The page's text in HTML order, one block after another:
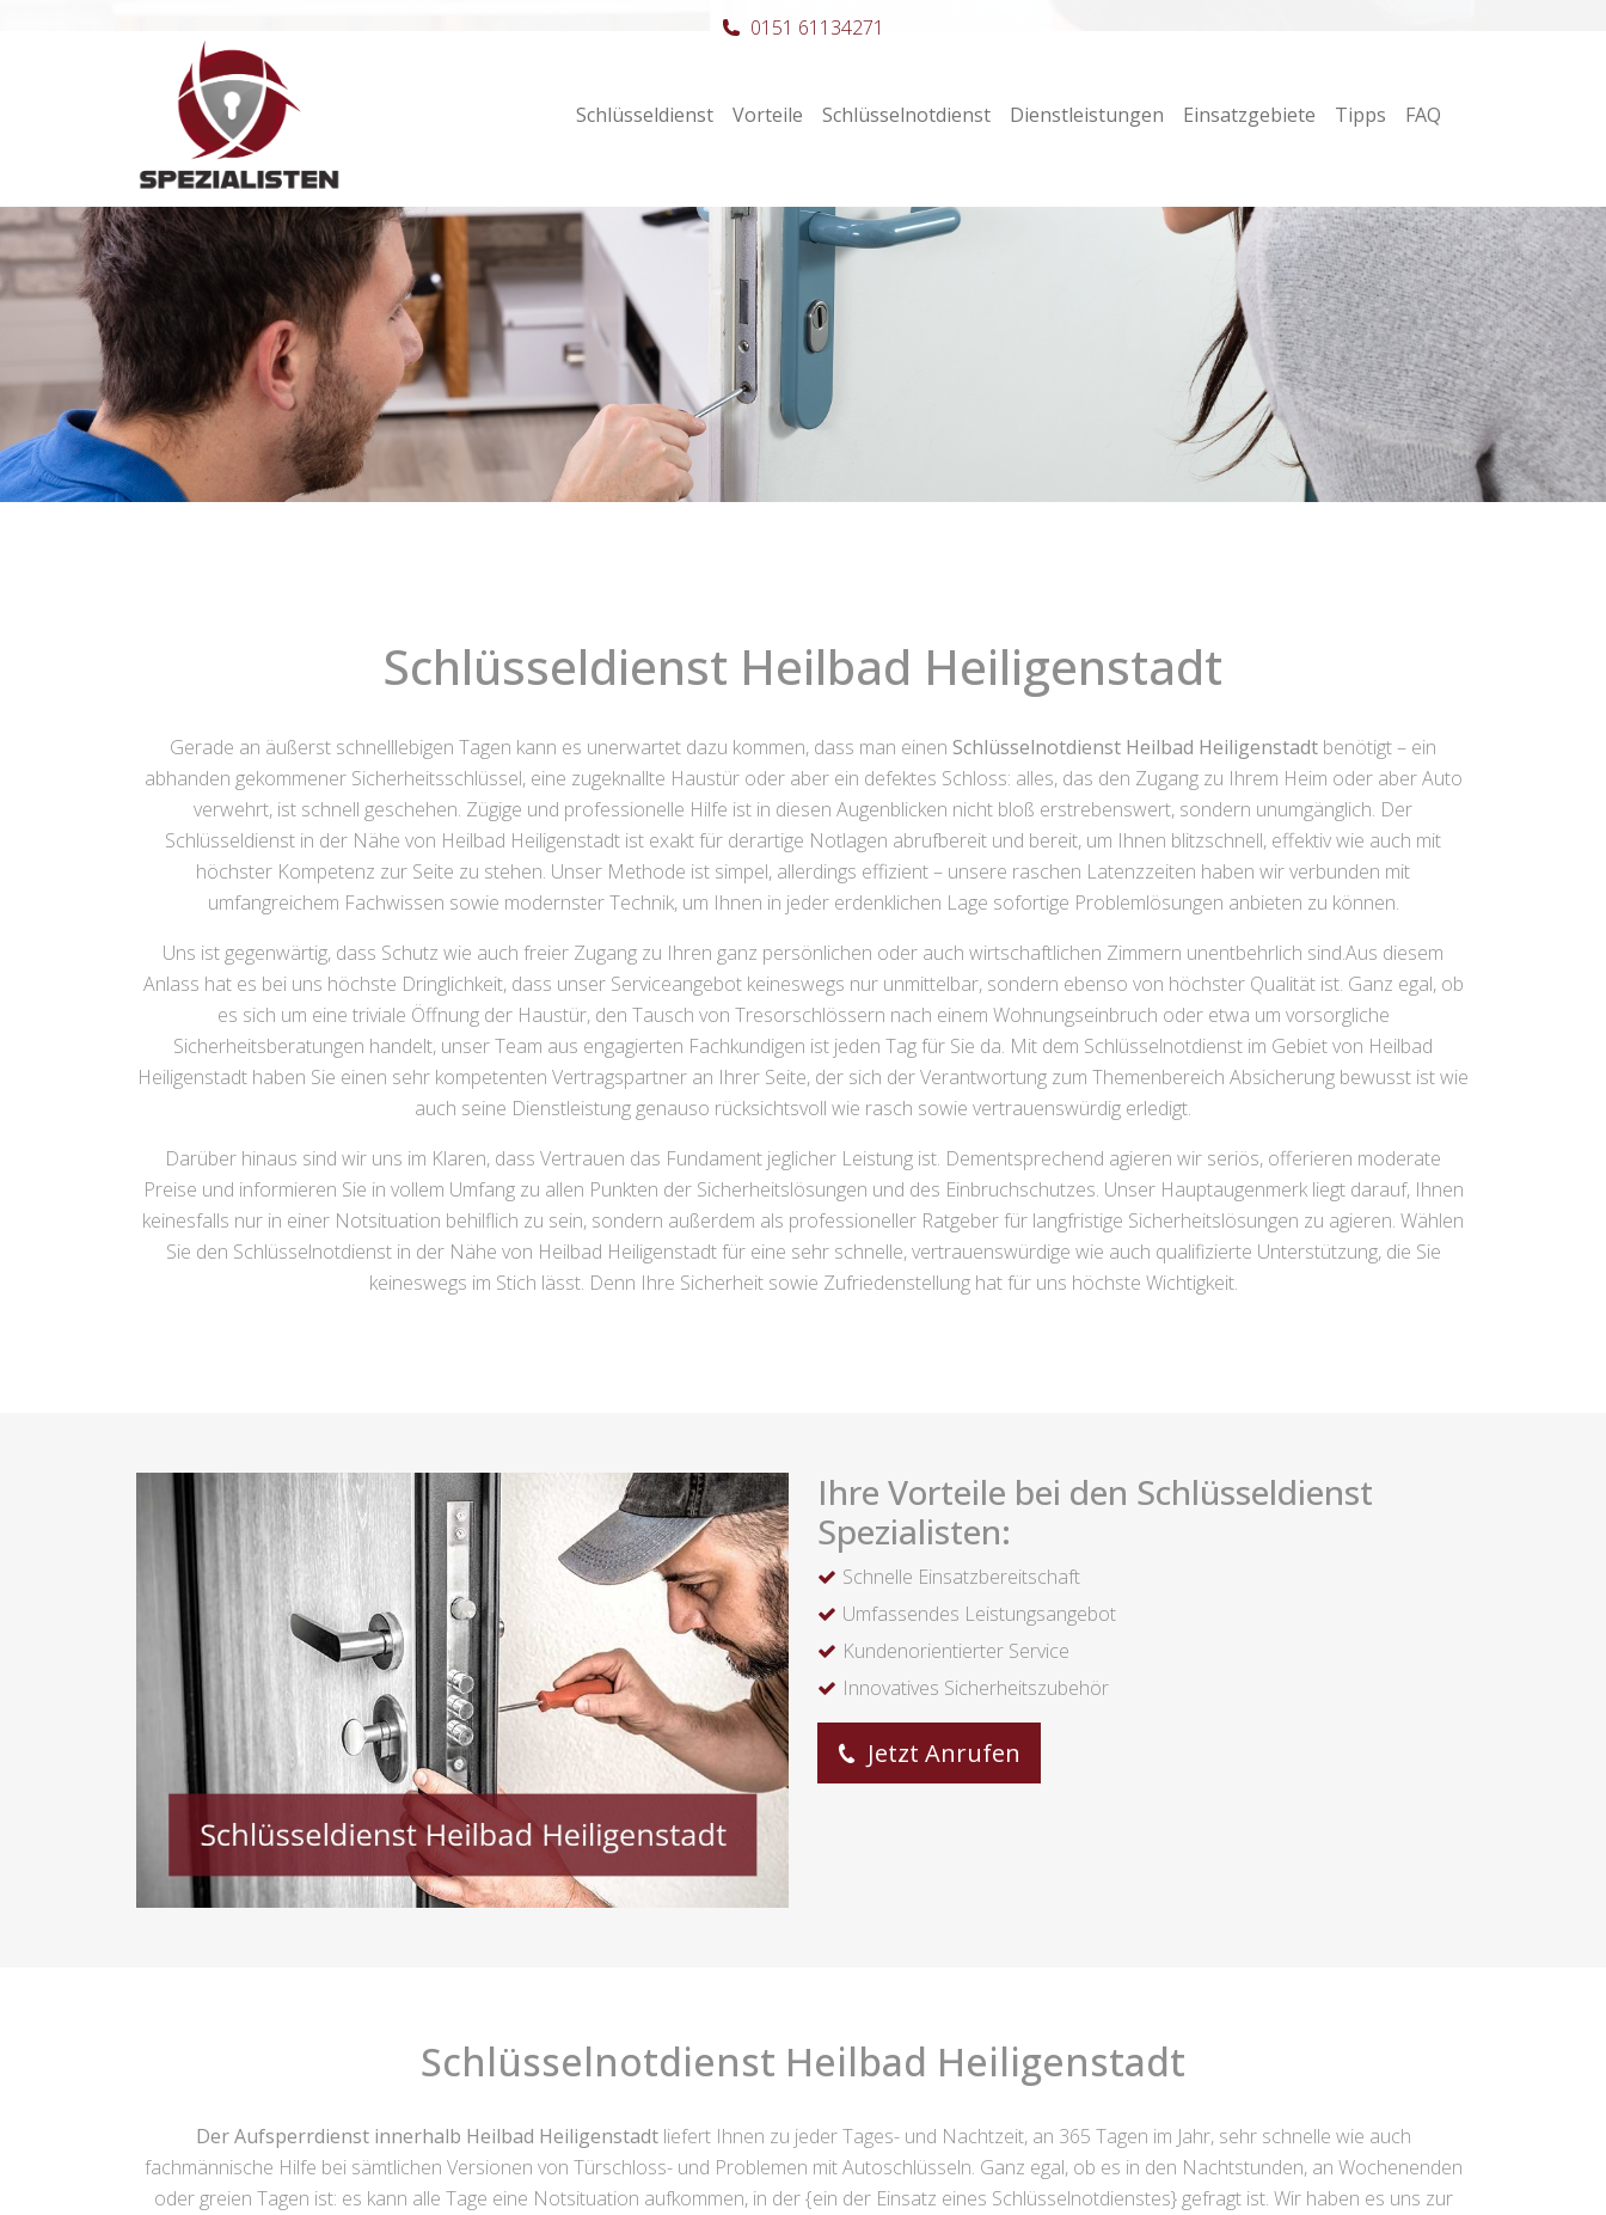
Hauptnavigation Schlüsseldienst Vorteile Schlüsselnotdienst Dienstleistungen Einsatzgebiete Tipps FAQ
0151 61134271
Schlüsseldienst Heilbad Heiligenstadt
Gerade an äußerst schnelllebigen Tagen kann es unerwartet dazu kommen, dass man einen Schlüsselnotdienst Heilbad Heiligenstadt benötigt – ein
abhanden gekommener Sicherheitsschlüssel, eine zugeknallte Haustür oder aber ein defektes Schloss: alles, das den Zugang zu Ihrem Heim oder aber Auto
verwehrt, ist schnell geschehen. Zügige und professionelle Hilfe ist in diesen Augenblicken nicht bloß erstrebenswert, sondern unumgänglich. Der
Schlüsseldienst in der Nähe von Heilbad Heiligenstadt ist exakt für derartige Notlagen abrufbereit und bereit, um Ihnen blitzschnell, effektiv wie auch mit
höchster Kompetenz zur Seite zu stehen. Unser Methode ist simpel, allerdings effizient – unsere raschen Latenzzeiten haben wir verbunden mit
umfangreichem Fachwissen sowie modernster Technik, um Ihnen in jeder erdenklichen Lage sofortige Problemlösungen anbieten zu können.
Uns ist gegenwärtig, dass Schutz wie auch freier Zugang zu Ihren ganz persönlichen oder auch wirtschaftlichen Zimmern unentbehrlich sind.Aus diesem
Anlass hat es bei uns höchste Dringlichkeit, dass unser Serviceangebot keineswegs nur unmittelbar, sondern ebenso von höchster Qualität ist. Ganz egal, ob
es sich um eine triviale Öffnung der Haustür, den Tausch von Tresorschlössern nach einem Wohnungseinbruch oder etwa um vorsorgliche
Sicherheitsberatungen handelt, unser Team aus engagierten Fachkundigen ist jeden Tag für Sie da. Mit dem Schlüsselnotdienst im Gebiet von Heilbad
Heiligenstadt haben Sie einen sehr kompetenten Vertragspartner an Ihrer Seite, der sich der Verantwortung zum Themenbereich Absicherung bewusst ist wie
auch seine Dienstleistung genauso rücksichtsvoll wie rasch sowie vertrauenswürdig erledigt.
Darüber hinaus sind wir uns im Klaren, dass Vertrauen das Fundament jeglicher Leistung ist. Dementsprechend agieren wir seriös, offerieren moderate
Preise und informieren Sie in vollem Umfang zu allen Punkten der Sicherheitslösungen und des Einbruchschutzes. Unser Hauptaugenmerk liegt darauf, Ihnen
keinesfalls nur in einer Notsituation behilflich zu sein, sondern außerdem als professioneller Ratgeber für langfristige Sicherheitslösungen zu agieren. Wählen
Sie den Schlüsselnotdienst in der Nähe von Heilbad Heiligenstadt für eine sehr schnelle, vertrauenswürdige wie auch qualifizierte Unterstützung, die Sie
keineswegs im Stich lässt. Denn Ihre Sicherheit sowie Zufriedenstellung hat für uns höchste Wichtigkeit.
Ihre Vorteile bei den Schlüsseldienst
Spezialisten:
Schnelle Einsatzbereitschaft
Umfassendes Leistungsangebot
Kundenorientierter Service
Innovatives Sicherheitszubehör
Jetzt Anrufen
Schlüsselnotdienst Heilbad Heiligenstadt
Der Aufsperrdienst innerhalb Heilbad Heiligenstadtliefert Ihnen zu jeder Tages- und Nachtzeit, an 365 Tagen im Jahr, sehr schnelle wie auch
fachmännische Hilfe bei sämtlichen Versionen von Türschloss- und Problemen mit Autoschlüsseln. Ganz egal, ob es in den Nachtstunden, an Wochenenden
oder greien Tagen ist: es kann alle Tage eine Notsituation aufkommen, in der {ein der Einsatz eines Schlüsselnotdienstes} gefragt ist. Wir haben es uns zur